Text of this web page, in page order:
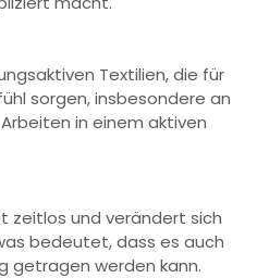
Textilien, die für
sorgen, insbesondere an
in einem aktiven
zeitlos und verändert sich
bedeutet, dass es auch
getragen werden kann.